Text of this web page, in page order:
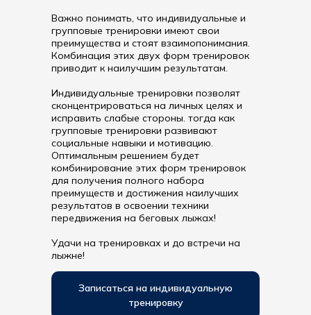
Важно понимать, что индивидуальные и
групповые тренировки имеют свои
преимущества и стоят взаимопонимания.
Комбинация этих двух форм тренировок
приводит к наилучшим результатам.
Индивидуальные тренировки позволят
сконцентрироваться на личных целях и
исправить слабые стороны. тогда как
групповые тренировки развивают
социальные навыки и мотивацию.
Оптимальным решением будет
комбинирование этих форм тренировок
для получения полного набора
преимуществ и достижения наилучших
результатов в освоении техники
передвижения на беговых лыжах!
Удачи на тренировках и до встречи на
лыжне!
Записаться на индивидуальную
тренировку